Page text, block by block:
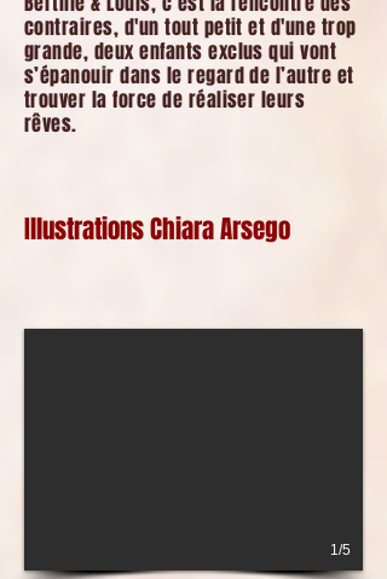
contraires, d'un tout petit et d'une trop
grande, deux enfants exclus qui vont
s’épanouir dans le regard de l’autre et
trouver la force de réaliser leurs
rêves.
Illustrations Chiara Arsego
1/5